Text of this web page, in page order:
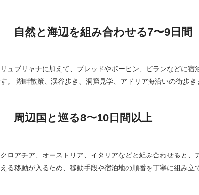
自然と海辺を組み合わせる7〜9日間
リュブリャナに加えて、ブレッドやボーヒン、ピランなどに
す。 湖畔散策、渓谷歩き、洞窟見学、アドリア海沿いの街歩き
周辺国と巡る8〜10日間以上
クロアチア、オーストリア、イタリアなどと組み合わせると
える移動が入るため、移動手段や宿泊地の順番を丁寧に組み立